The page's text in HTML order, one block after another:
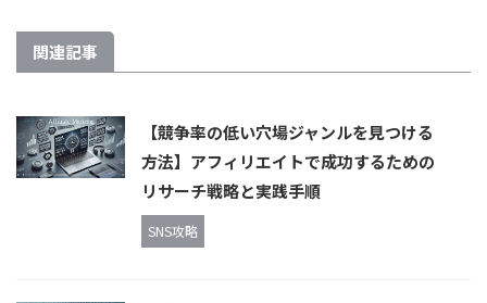
関連記事
【競争率の低い穴場ジャンルを見つける
方法】アフィリエイトで成功するための
リサーチ戦略と実践手順
SNS攻略